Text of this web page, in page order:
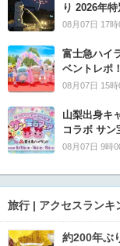
り 2026年
08月07日 17時
富士急ハイ
ベントレポ！
08月07日 15時
山梨出身キ
コラボ サン
08月07日 9時
旅行 | アクセスランキ
約200年ぶ